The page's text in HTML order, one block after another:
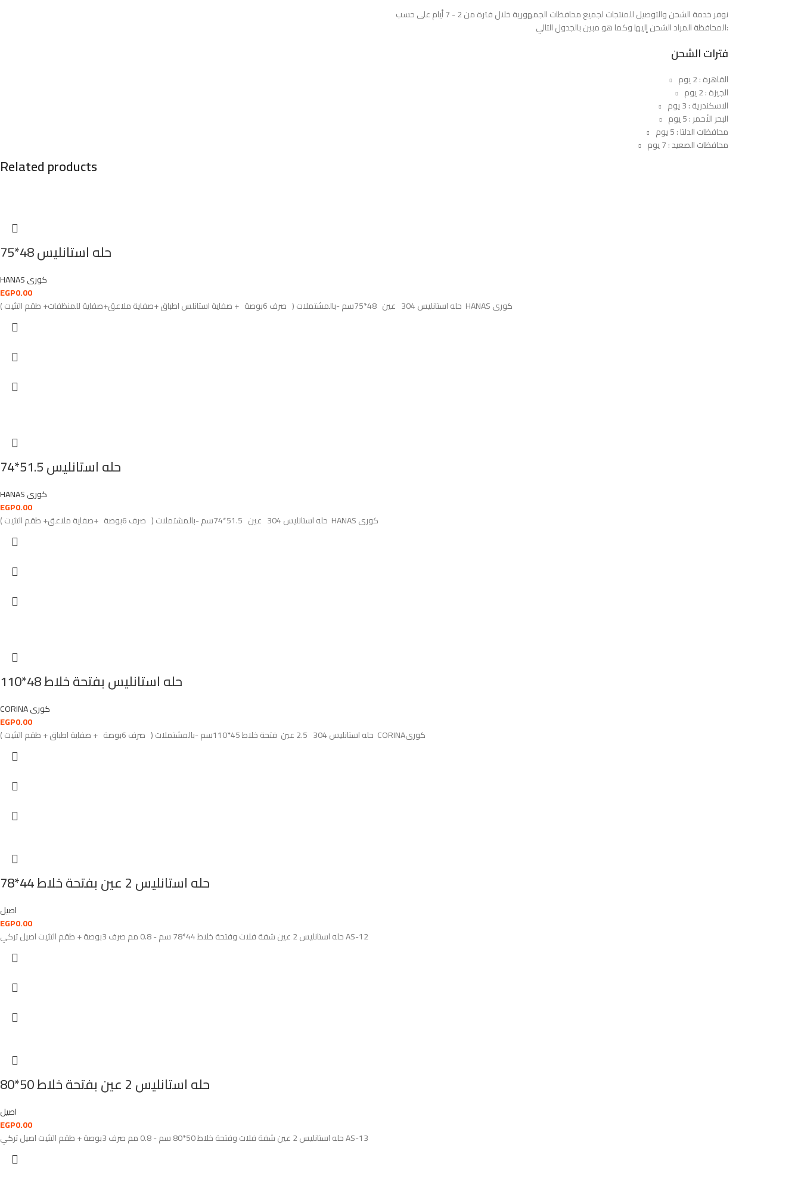
نوفر خدمة الشحن والتوصيل للمنتجات لجميع محافظات الجمهورية خلال فترة من 2 - 7 أيام على حسب
المحافظة المراد الشحن إليها وكما هو مبين بالجدول التالي:
فترات الشحن
القاهرة : 2 يوم
الجيزة : 2 يوم
الاسكندرية : 3 يوم
البحر الأحمر : 5 يوم
محافظات الدلتا : 5 يوم
محافظات الصعيد : 7 يوم
Related products
حله استانليس 48*75
HANAS كورى
EGP0.00
( حله استانليس 304 عين 48*75سم -بالمشتملات ( صرف 6بوصة + صفاية استانلس اطباق +صفاية ملاعق+صفاية للمنظفات+ طقم التثيت HANAS كورى
حله استانليس 51.5*74
HANAS كورى
EGP0.00
( حله استانليس 304 عين 51.5*74سم -بالمشتملات ( صرف 6بوصة +صفاية ملاعق+ طقم التثيت HANAS كورى
حله استانليس بفتحة خلاط 48*110
CORINA كورى
EGP0.00
( حله استانليس 304 2.5 عين فتحة خلاط 45*110سم -بالمشتملات ( صرف 6بوصة + صفاية اطباق + طقم التثيت CORINAكورى
حله استانليس 2 عين بفتحة خلاط 44*78
اصيل
EGP0.00
حله استانليس 2 عين شفة فلات وفتحة خلاط 44*78 سم - 0.8 مم صرف 3بوصة + طقم التثيت اصيل تركي AS-12
حله استانليس 2 عين بفتحة خلاط 50*80
اصيل
EGP0.00
حله استانليس 2 عين شفة فلات وفتحة خلاط 50*80 سم - 0.8 مم صرف 3بوصة + طقم التثيت اصيل تركي AS-13